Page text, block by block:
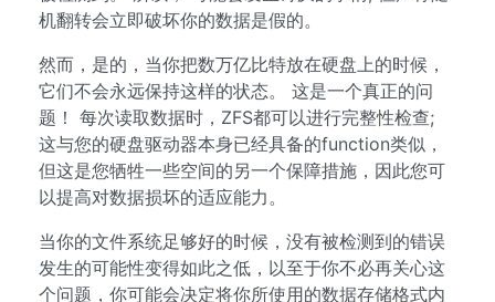
机翻转会立即破坏你的数据是假的。
然而，是的，当你把数万亿比特放在硬盘上的时候，
它们不会永远保持这样的状态。 这是一个真正的问
题！ 每次读取数据时，ZFS都可以进行完整性检查;
这与您的硬盘驱动器本身已经具备的function类似，
但这是您牺牲一些空间的另一个保障措施，因此您可
以提高对数据损坏的适应能力。
当你的文件系统足够好的时候，没有被检测到的错误
发生的可能性变得如此之低，以至于你不必再关心这
个问题，你可能会决定将你所使用的数据存储格式内